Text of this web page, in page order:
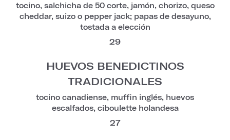
tocino, salchicha de 50 corte, jamón, chorizo, queso
cheddar, suizo o pepper jack; papas de desayuno,
tostada a elección
29
HUEVOS BENEDICTINOS
TRADICIONALES
tocino canadiense, muffin inglés, huevos
escalfados, ciboulette holandesa
27